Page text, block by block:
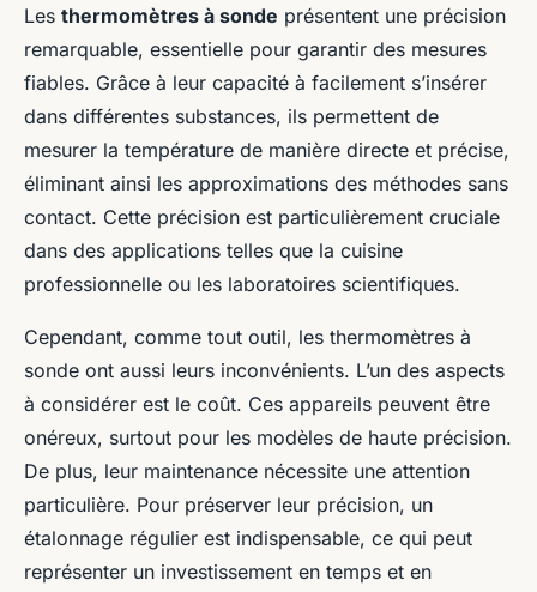
Les thermomètres à sonde présentent une précision
remarquable, essentielle pour garantir des mesures
fiables. Grâce à leur capacité à facilement s’insérer
dans différentes substances, ils permettent de
mesurer la température de manière directe et précise,
éliminant ainsi les approximations des méthodes sans
contact. Cette précision est particulièrement cruciale
dans des applications telles que la cuisine
professionnelle ou les laboratoires scientifiques.
Cependant, comme tout outil, les thermomètres à
sonde ont aussi leurs inconvénients. L’un des aspects
à considérer est le coût. Ces appareils peuvent être
onéreux, surtout pour les modèles de haute précision.
De plus, leur maintenance nécessite une attention
particulière. Pour préserver leur précision, un
étalonnage régulier est indispensable, ce qui peut
représenter un investissement en temps et en